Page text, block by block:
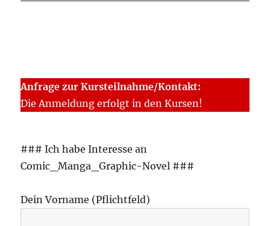
Anfrage zur Kursteilnahme/Kontakt:
Die Anmeldung erfolgt in den Kursen!
### Ich habe Interesse an
Comic_Manga_Graphic-Novel ###
Dein Vorname (Pflichtfeld)